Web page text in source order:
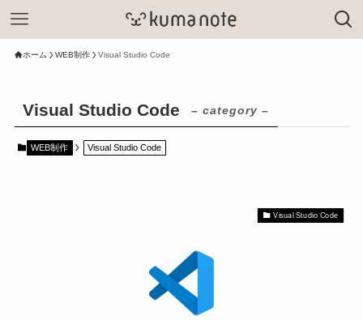
ホーム WEB制作 Visual Studio Code
Visual Studio Code – category –
WEB制作 Visual Studio Code
Visual Studio Code